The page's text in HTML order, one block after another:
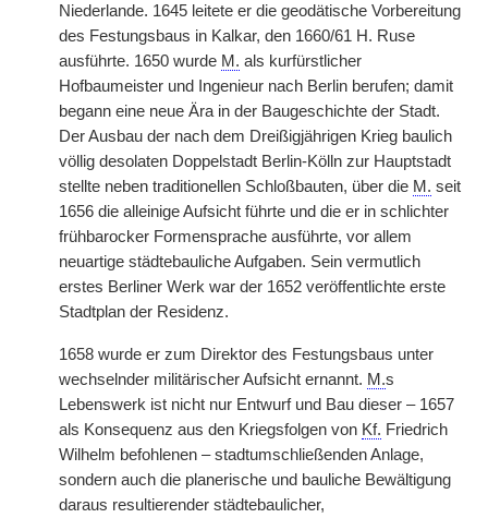
Niederlande. 1645 leitete er die geodätische Vorbereitung
des Festungsbaus in Kalkar, den 1660/61 H. Ruse
ausführte. 1650 wurde M. als kurfürstlicher
Hofbaumeister und Ingenieur nach Berlin berufen; damit
begann eine neue Ära in der Baugeschichte der Stadt.
Der Ausbau der nach dem Dreißigjährigen Krieg baulich
völlig desolaten Doppelstadt Berlin-Kölln zur Hauptstadt
stellte neben traditionellen Schloßbauten, über die M. seit
1656 die alleinige Aufsicht führte und die er in schlichter
frühbarocker Formensprache ausführte, vor allem
neuartige städtebauliche Aufgaben. Sein vermutlich
erstes Berliner Werk war der 1652 veröffentlichte erste
Stadtplan der Residenz.
1658 wurde er zum Direktor des Festungsbaus unter
wechselnder militärischer Aufsicht ernannt. M.s
Lebenswerk ist nicht nur Entwurf und Bau dieser – 1657
als Konsequenz aus den Kriegsfolgen von Kf. Friedrich
Wilhelm befohlenen – stadtumschließenden Anlage,
sondern auch die planerische und bauliche Bewältigung
daraus resultierender städtebaulicher,